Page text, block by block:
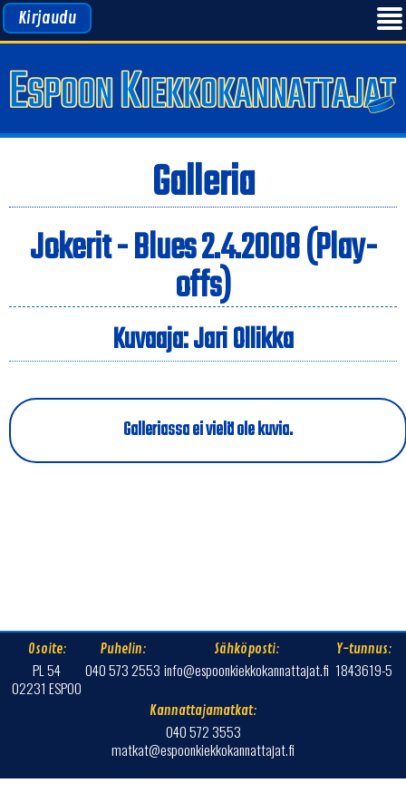
Kirjaudu
Galleria
Jokerit - Blues 2.4.2008 (Play-
offs)
Kuvaaja: Jari Ollikka
Galleriassa ei vielä ole kuvia.
Osoite:
PL 54
02231 ESPOO
Puhelin:
040 573 2553
Sähköposti:
info@espoonkiekkokannattajat.fi
Y-tunnus:
1843619-5
Kannattajamatkat:
040 572 3553
matkat@espoonkiekkokannattajat.fi